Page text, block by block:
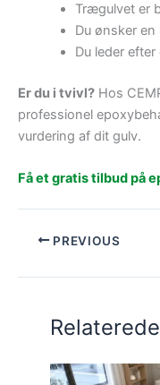
Trægulvet er
Du ønsker
Du leder
Er du i tvivl? Hos
professionel
vurdering af dit gulv.
Få et gratis tilbud på
PREVIOUS